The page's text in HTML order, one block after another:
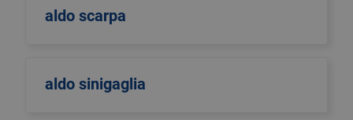
aldo scarpa
aldo sinigaglia